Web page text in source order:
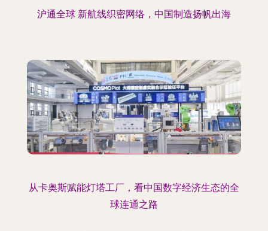
沪通全球 新航线织密网络，中国制造扬帆出海
从卡奥斯赋能灯塔工厂，看中国数字经济生态的全
球连通之路